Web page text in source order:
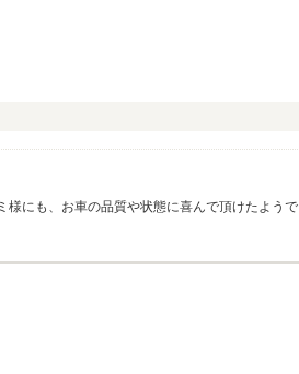
にも、お車の品質や状態に喜んで頂けたよう